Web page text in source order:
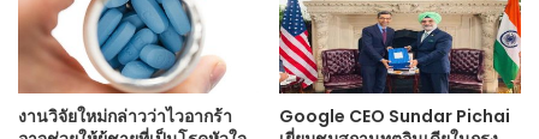
งานวิจัยใหม่กล่าวว่าไวอากร้า
Google CEO Sundar Pichai